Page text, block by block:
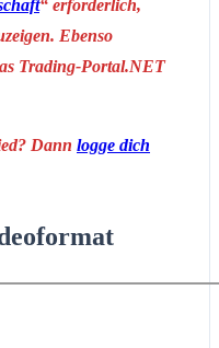
“ erforderlich,
Ebenso
Trading-Portal.NET
Dann logge dich